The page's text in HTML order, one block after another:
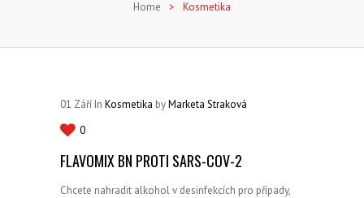
Home > Kosmetika
01 Září In Kosmetika byMarketa Straková
0
FLAVOMIX BN PROTI SARS-COV-2
Chcete nahradit alkohol v desinfekcích pro případy,